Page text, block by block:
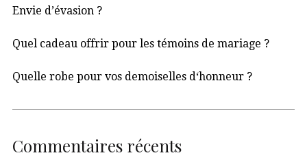
Envie d’évasion ?
Quel cadeau offrir pour les témoins de mariage ?
Quelle robe pour vos demoiselles d‘honneur ?
Commentaires récents